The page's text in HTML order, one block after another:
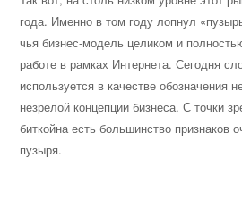
года. Именно в том году лопнул
чья бизнес-модель целиком и
работе в рамках Интернета. Сегодня
используется в качестве обозначения
незрелой концепции бизнеса. С точки
биткойна есть большинство признаков
пузыря.